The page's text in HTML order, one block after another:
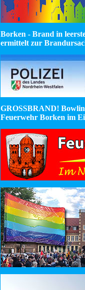
Borken - Brand in
ermittelt zur
GROSSBRAND!
Feuerwehr Borken im